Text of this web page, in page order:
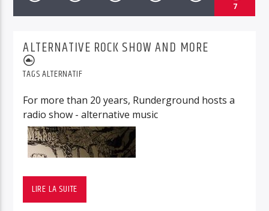
7
ALTERNATIVE ROCK SHOW AND MORE
TAGSALTERNATIF
For more than 20 years, Runderground hosts a
radio show - alternative music
chaque semaine Runderground vous présente
LIRE LA SUITE